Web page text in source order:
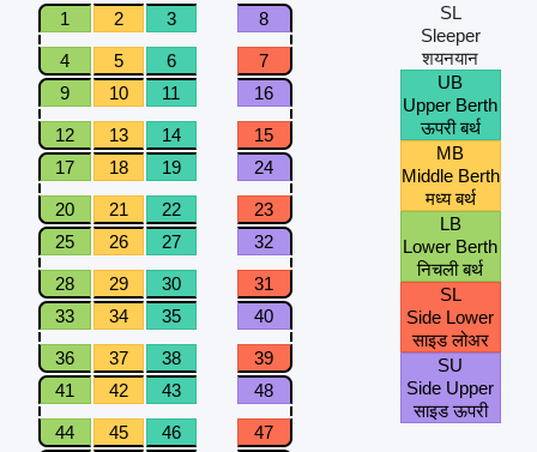
1
2 3 8
4 5 6
7
9
10 11 16
12 13 14
15
17
18 19 24
20 21 22
23
25
26 27 32
28 29 30
31
33
34 35 40
36 37 38
39
41
42 43 48
44 45 46
47
SL
Sleeper
शयनयान
UB
Upper Berth
ऊपरी बर्थ
MB
Middle Berth
मध्य बर्थ
LB
Lower Berth
निचली बर्थ
SL
Side Lower
साइड लोअर
SU
Side Upper
साइड ऊपरी